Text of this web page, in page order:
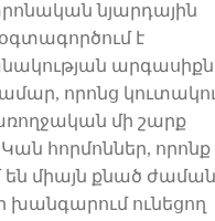
նյարդային
օգտագործում է
, որոնց
մի շարք
Կան հորմոններ, որոնք
են միայն քնած
խանգարում ունեցող